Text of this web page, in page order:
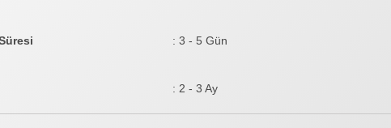
: 3 - 5 Gün
: 2 - 3 Ay